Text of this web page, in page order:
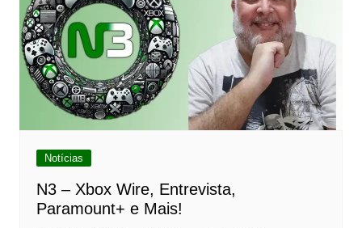
Notícias
N3 – Xbox Wire, Entrevista,
Paramount+ e Mais!